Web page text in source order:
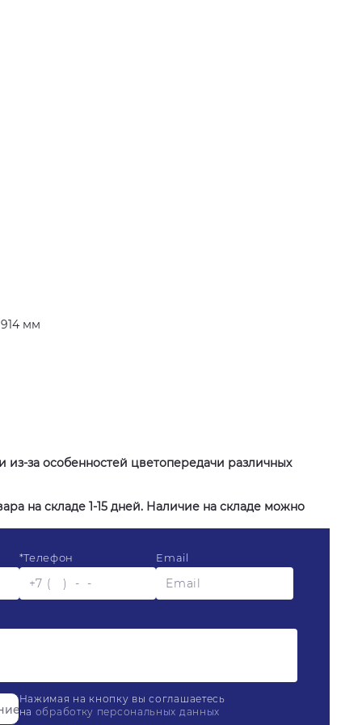
мм
за особенностей цветопередачи различных
на складе 1-15 дней. Наличие на складе можно
*Телефон Email
Нажимая на кнопку вы соглашаетесь
на обработку персональных данных